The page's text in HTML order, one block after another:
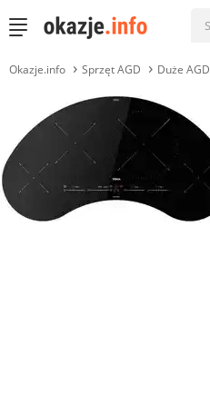
Okazje.info Sprzęt AGD Duże AGD